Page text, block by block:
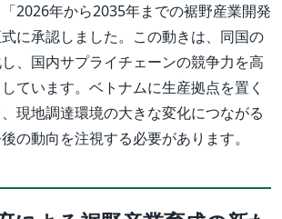
2026年から2035年までの裾野産業開発
に承認しました。この動きは、同国の
、国内サプライチェーンの競争力を高
ています。ベトナムに生産拠点を置く
現地調達環境の大きな変化につながる
の動向を注視する必要があります。